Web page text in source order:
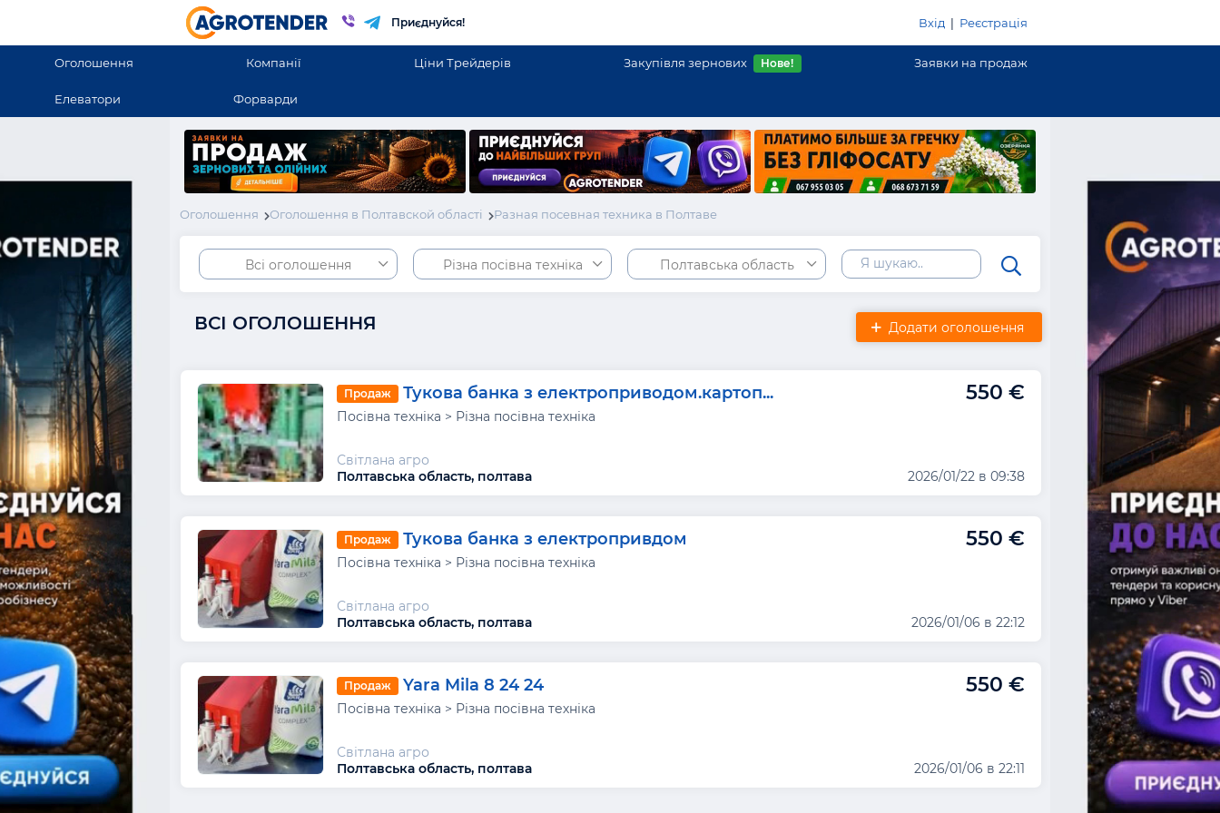
Приєднуйся! Вхід | Реєстрація
Оголошення Компанії Ціни Трейдерів Закупівля зернових Нове! Заявки на продаж
Елеватори Форварди
Оголошення Оголошення в Полтавской області Разная посевная техника в Полтаве
Всі оголошення Різна посівна техніка Полтавська область
Додати оголошення
ВСІ ОГОЛОШЕННЯ
Продаж Тукова банка з електроприводом.картоп... 550 €
Посівна техніка > Різна посівна техніка
Світлана агро
Полтавська область, полтава
2026/01/22 в 09:38
Продаж Тукова банка з електропривдом 550 €
Посівна техніка > Різна посівна техніка
Світлана агро
Полтавська область, полтава
2026/01/06 в 22:12
Продаж Yara Mila 8 24 24 550 €
Посівна техніка > Різна посівна техніка
Світлана агро
Полтавська область, полтава
2026/01/06 в 22:11